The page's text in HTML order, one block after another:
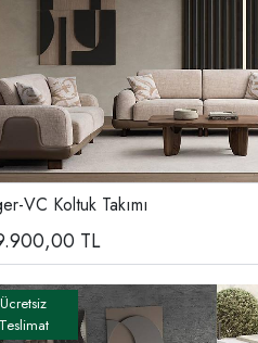
VC Koltuk Takımı
TL